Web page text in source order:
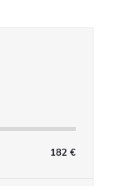
182 €